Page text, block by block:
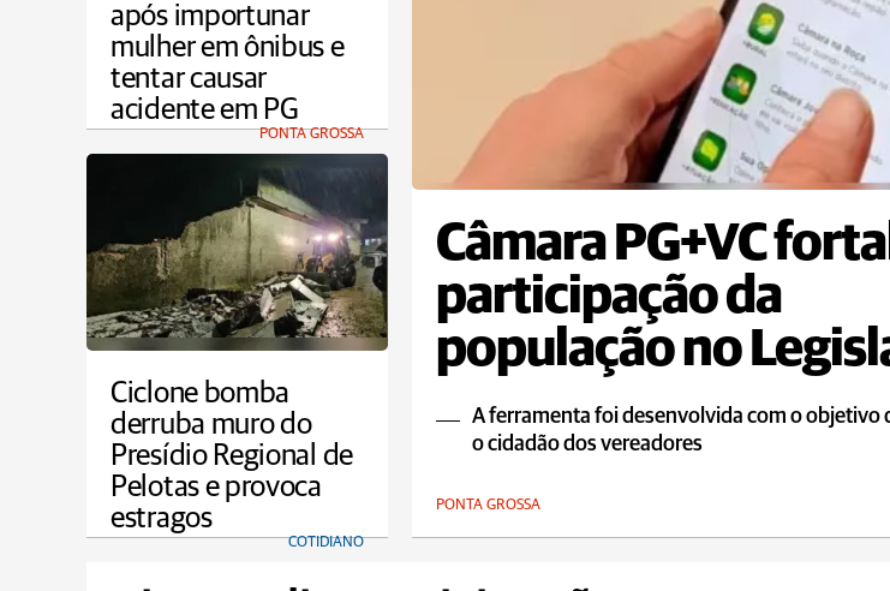
após importunar
mulher em ônibus e
tentar causar
acidente em PG
PONTA GROSSA
Câmara PG+VC
participação da
população no
A ferramenta foi desenvolvida com o objetivo
o cidadão dos vereadores
PONTA GROSSA
Ciclone bomba
derruba muro do
Presídio Regional de
Pelotas e provoca
estragos
COTIDIANO